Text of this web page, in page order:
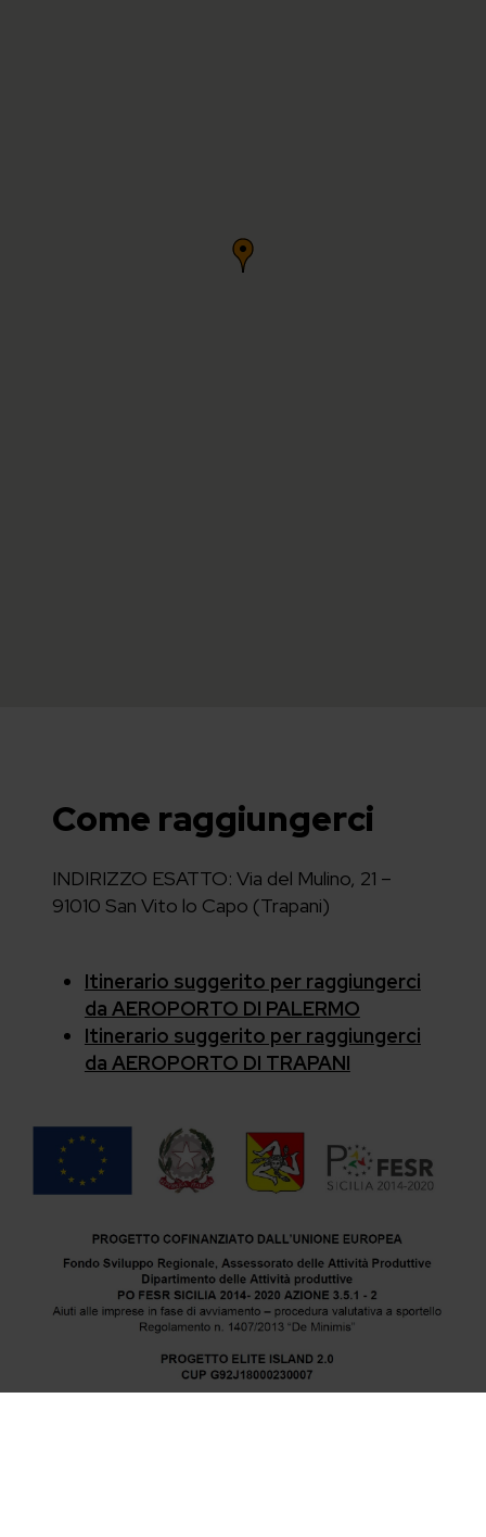
Come raggiungerci
INDIRIZZO ESATTO: Via del Mulino, 21 –
91010 San Vito lo Capo (Trapani)
Itinerario suggerito per raggiungerci
da AEROPORTO DI PALERMO
Itinerario suggerito per raggiungerci
da AEROPORTO DI TRAPANI